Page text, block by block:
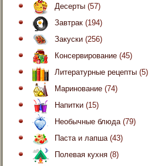
Десерты (57)
Завтрак (194)
Закуски (256)
Консервирование (45)
Литературные рецепты (5)
Маринование (74)
Напитки (15)
Необычные блюда(79)
Паста и лапша(43)
Полевая кухня (8)